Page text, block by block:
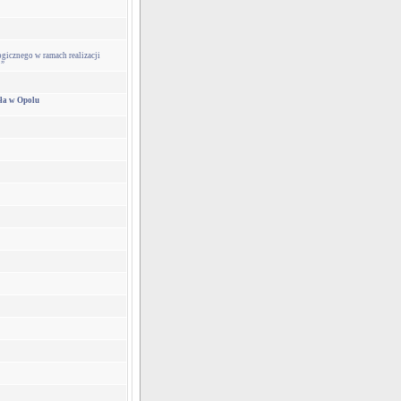
w ramach realizacji
w Opolu